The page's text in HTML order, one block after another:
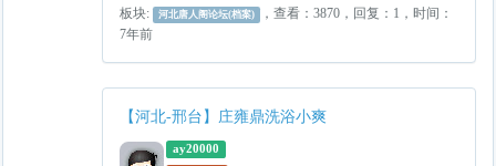
板块: 河北唐人阁论坛(档案)
，查看：3870，回复：1，时间：
7年前
【河北-邢台】庄雍鼎洗浴小爽
ay20000